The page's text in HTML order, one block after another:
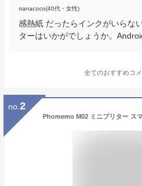
nanacoco(40代・女性)
感熱紙 だったらインクがいらな
ターはいかがでしょうか。
全てのおすすめコメ
no. 2